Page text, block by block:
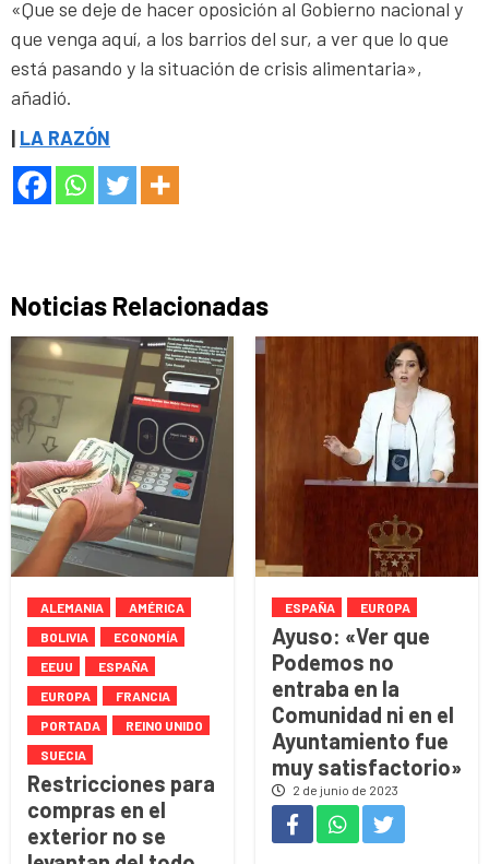
«Que se deje de hacer oposición al Gobierno nacional y
que venga aquí, a los barrios del sur, a ver que lo que
está pasando y la situación de crisis alimentaria»,
añadió.
| LA RAZÓN
Noticias Relacionadas
ALEMANIA
AMÉRICA
BOLIVIA
ECONOMÍA
EEUU
ESPAÑA
EUROPA
FRANCIA
PORTADA
REINO UNIDO
SUECIA
Restricciones para
compras en el
exterior no se
ESPAÑA EUROPA
Ayuso: «Ver que
Podemos no
entraba en la
Comunidad ni en el
Ayuntamiento fue
muy satisfactorio»
2 de junio de 2023